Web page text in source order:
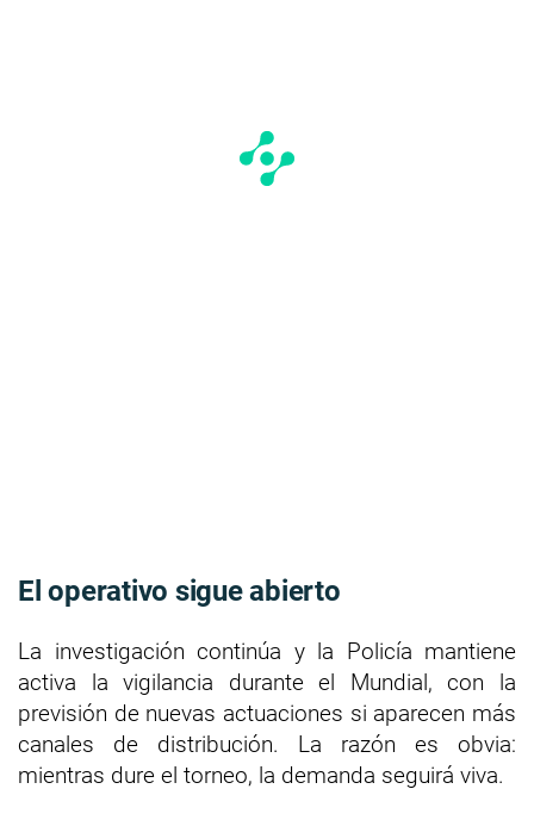
El operativo sigue abierto
La investigación continúa y la Policía mantiene
activa la vigilancia durante el Mundial, con la
previsión de nuevas actuaciones si aparecen más
canales de distribución. La razón es obvia:
mientras dure el torneo, la demanda seguirá viva.